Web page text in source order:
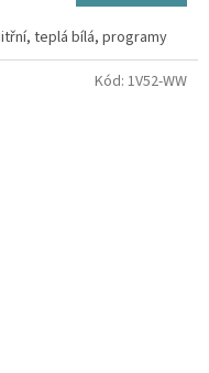
teplá bílá, programy
Kód: 1V52-WW